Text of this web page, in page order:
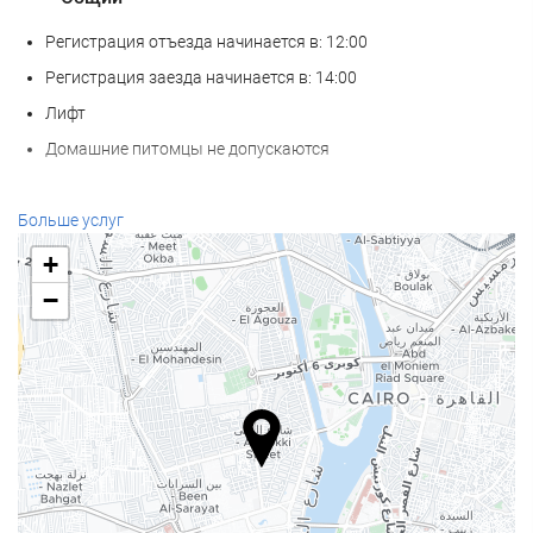
Регистрация отъезда начинается в: 12:00
Регистрация заезда начинается в: 14:00
Лифт
Домашние питомцы не допускаются
СПА-салон
Турецкая баня
Сауна
Фитнес-центр
Услуги ресепшн
Круглосуточная стойка регистрации
Камера хранения багажа
Больше услуг
+
−